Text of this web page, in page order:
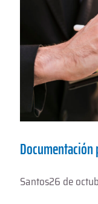
Santos26 de